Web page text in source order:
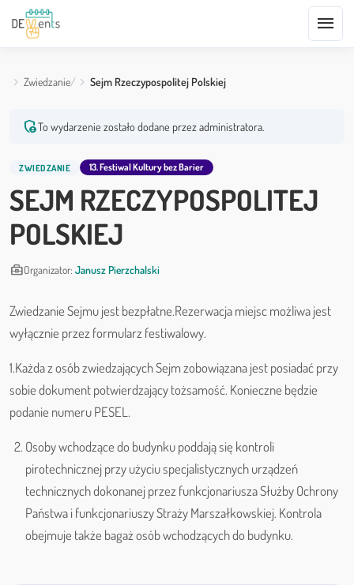
menu
Zwiedzanie Sejm Rzeczypospolitej Polskiej
admin_panel_settingsTo wydarzenie zostało dodane przez administratora.
ZWIEDZANIE 13. Festiwal Kultury bez Barier
SEJM RZECZYPOSPOLITEJ
POLSKIEJ
business_centerOrganizator: Janusz Pierzchalski
Zwiedzanie Sejmu jest bezpłatne.Rezerwacja miejsc możliwa jest
wyłącznie przez formularz festiwalowy.
1.Każda z osób zwiedzających Sejm zobowiązana jest posiadać przy
sobie dokument potwierdzający tożsamość. Konieczne będzie
podanie numeru PESEL.
Osoby wchodzące do budynku poddają się kontroli
pirotechnicznej przy użyciu specjalistycznych urządzeń
technicznych dokonanej przez funkcjonariusza Służby Ochrony
Państwa i funkcjonariuszy Straży Marszałkowskiej. Kontrola
obejmuje także bagaż osób wchodzących do budynku.